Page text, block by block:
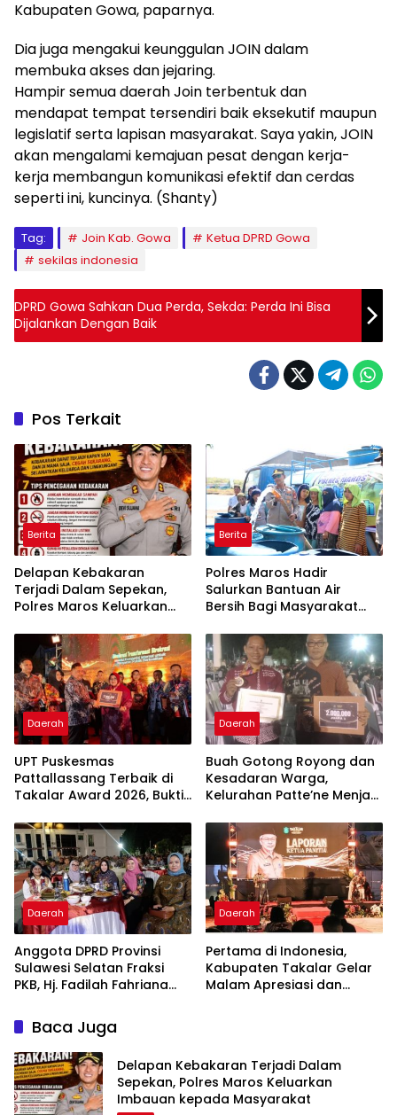
Kabupaten Gowa, paparnya.
Dia juga mengakui keunggulan JOIN dalam
membuka akses dan jejaring.
Hampir semua daerah Join terbentuk dan
mendapat tempat tersendiri baik eksekutif maupun
legislatif serta lapisan masyarakat. Saya yakin, JOIN
akan mengalami kemajuan pesat dengan kerja-
kerja membangun komunikasi efektif dan cerdas
seperti ini, kuncinya. (Shanty)
Tag: Join Kab. Gowa
Ketua DPRD Gowa
sekilas indonesia
DPRD Gowa Sahkan Dua Perda, Sekda: Perda Ini Bisa
Dijalankan Dengan Baik
Pos Terkait
Berita
Delapan Kebakaran
Terjadi Dalam Sepekan,
Polres Maros Keluarkan
Masyarakat
Berita
Polres Maros Hadir
Salurkan Bantuan Air
Bersih Bagi Masyarakat
Di Maros
Daerah
UPT Puskesmas
Pattallassang Terbaik di
Takalar Award 2026, Bukti
Pelayanan Kesehatan
Berkualitas
Daerah
Buah Gotong Royong dan
Kesadaran Warga,
Kelurahan Patte’ne Menjadi
2026
Daerah
Anggota DPRD Provinsi
Sulawesi Selatan Fraksi
PKB, Hj. Fadilah Fahriana
Takalar Menyalakan
Lentera Pengabdian
Melalui Malam Apresiasi
dan Inovasi Award 2026
Daerah
Pertama di Indonesia,
Kabupaten Takalar Gelar
Malam Apresiasi dan
Baca Juga
Delapan Kebakaran Terjadi Dalam
Sepekan, Polres Maros Keluarkan
Imbauan kepada Masyarakat